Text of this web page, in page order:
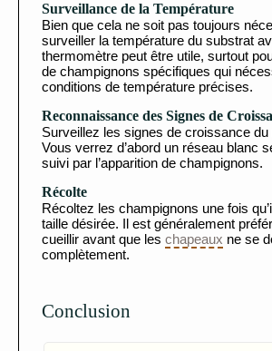
Surveillance de la Température
Bien que cela ne soit pas toujours
surveiller la température du substrat
thermomètre peut être utile, surtout
de champignons spécifiques qui
conditions de température précises.
Reconnaissance des Signes de
Surveillez les signes de croissance
Vous verrez d’abord un réseau blanc
suivi par l’apparition de champignons.
Récolte
Récoltez les champignons une fois
taille désirée. Il est généralement
cueillir avant que les chapeaux ne se
complètement.
Conclusion